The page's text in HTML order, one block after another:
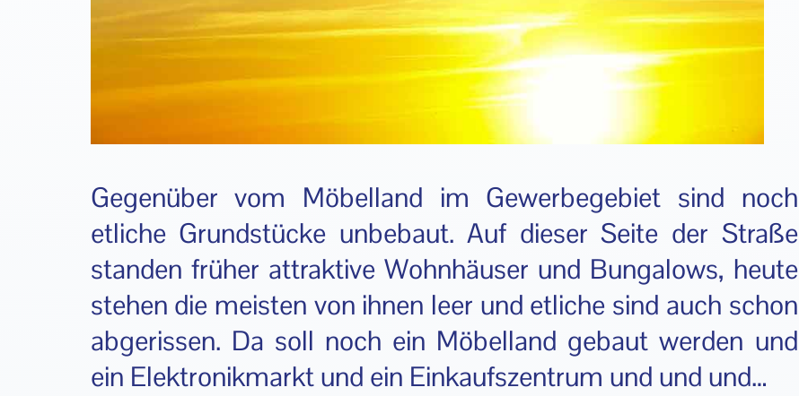
Gegenüber vom Möbelland im Gewerbegebiet sind noch
etliche Grundstücke unbebaut. Auf dieser Seite der Straße
standen früher attraktive Wohnhäuser und Bungalows, heute
stehen die meisten von ihnen leer und etliche sind auch schon
abgerissen. Da soll noch ein Möbelland gebaut werden und
ein Elektronikmarkt und ein Einkaufszentrum und und und…